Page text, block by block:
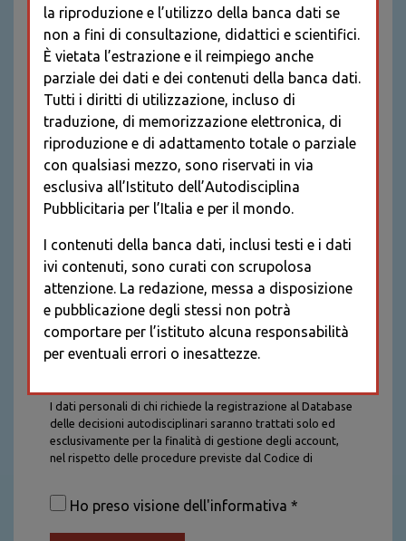
I dati personali di chi richiede la registrazione al Database
delle decisioni autodisciplinari saranno trattati solo ed
esclusivamente per la finalità di gestione degli account,
nel rispetto delle procedure previste dal Codice di
saranno trattati con tutte le cautele richieste dalla legge e
saranno conservati per la durata stabilita caso per caso
Ho preso visione dell'informativa *
la riproduzione e l’utilizzo della banca dati se
non a fini di consultazione, didattici e scientifici.
È vietata l’estrazione e il reimpiego anche
parziale dei dati e dei contenuti della banca dati.
Tutti i diritti di utilizzazione, incluso di
traduzione, di memorizzazione elettronica, di
riproduzione e di adattamento totale o parziale
con qualsiasi mezzo, sono riservati in via
esclusiva all’Istituto dell’Autodisciplina
Pubblicitaria per l’Italia e per il mondo.
I contenuti della banca dati, inclusi testi e i dati
ivi contenuti, sono curati con scrupolosa
attenzione. La redazione, messa a disposizione
e pubblicazione degli stessi non potrà
comportare per l’istituto alcuna responsabilità
per eventuali errori o inesattezze.